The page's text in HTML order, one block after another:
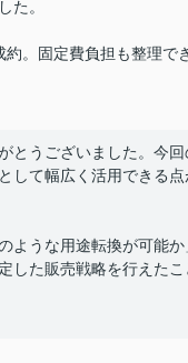
た。
。固定費負担も整理で
とうございました。今
して幅広く活用できる
ような用途転換が可能か
した販売戦略を行えた